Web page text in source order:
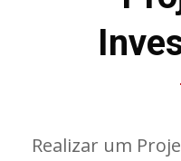
Realizar um